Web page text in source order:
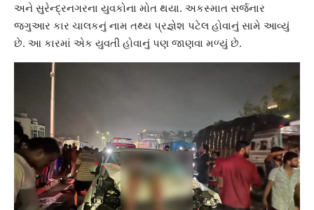
અને સુરેન્દ્રનગરના યુવકોના મોત થયા. અકસ્માત સર્જનાર
જગુઆર કાર ચાલકનું નામ તથ્ય પ્રજ્ઞેશ પટેલ હોવાનું સામે આવ્યું
છે. આ કારમાં એક યુવતી હોવાનું પણ જાણવા મળ્યું છે.